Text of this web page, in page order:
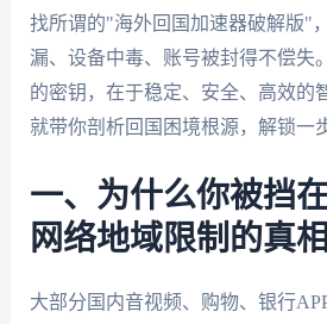
找所谓的"海外回国加速器破解版"
漏、设备中毒、账号被封得不偿失
的密钥，在于稳定、安全、高效的
就带你剖析回国困境根源，解锁一
一、为什么你被挡
网络地域限制的真相
大部分国内音视频、购物、银行